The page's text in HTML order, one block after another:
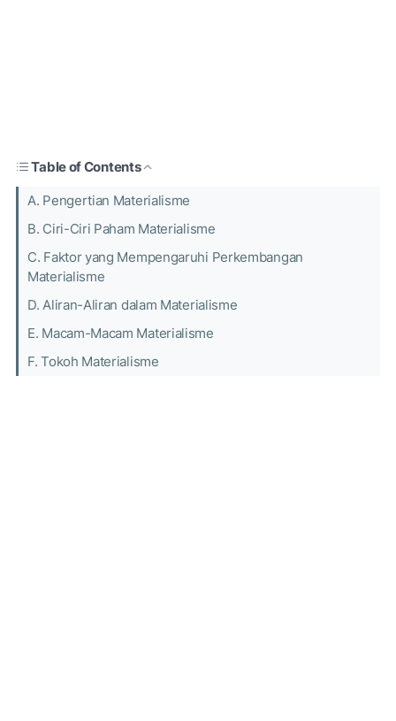
Table of Contents
A. Pengertian Materialisme
B. Ciri-Ciri Paham Materialisme
C. Faktor yang Mempengaruhi Perkembangan
Materialisme
D. Aliran-Aliran dalam Materialisme
E. Macam-Macam Materialisme
F. Tokoh Materialisme